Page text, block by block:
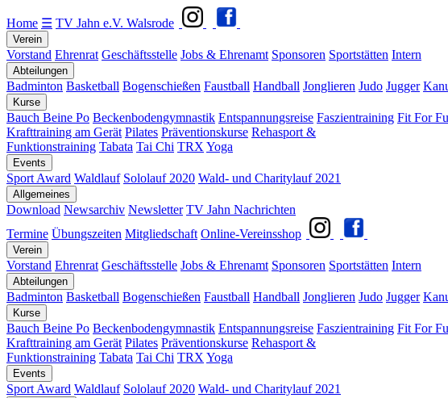
Home ☰ TV Jahn e.V. Walsrode
Verein
Vorstand Ehrenrat Geschäftsstelle Jobs & Ehrenamt Sponsoren Sportstätten Intern
Abteilungen
Badminton Basketball Bogenschießen Faustball Handball Jonglieren Judo Jugger
Kurse
Bauch Beine Po Beckenbodengymnastik Entspannungsreise Faszientraining Fit For
Krafttraining am Gerät Pilates Präventionskurse Rehasport &
Funktionstraining Tabata Tai Chi TRX Yoga
Events
Sport Award Waldlauf Sololauf 2020 Wald- und Charitylauf 2021
Allgemeines
Download Newsarchiv Newsletter TV Jahn Nachrichten
Termine Übungszeiten Mitgliedschaft Online-Vereinsshop
Verein
Vorstand Ehrenrat Geschäftsstelle Jobs & Ehrenamt Sponsoren Sportstätten Intern
Abteilungen
Badminton Basketball Bogenschießen Faustball Handball Jonglieren Judo Jugger
Kurse
Bauch Beine Po Beckenbodengymnastik Entspannungsreise Faszientraining Fit For
Krafttraining am Gerät Pilates Präventionskurse Rehasport &
Funktionstraining Tabata Tai Chi TRX Yoga
Events
Sport Award Waldlauf Sololauf 2020 Wald- und Charitylauf 2021